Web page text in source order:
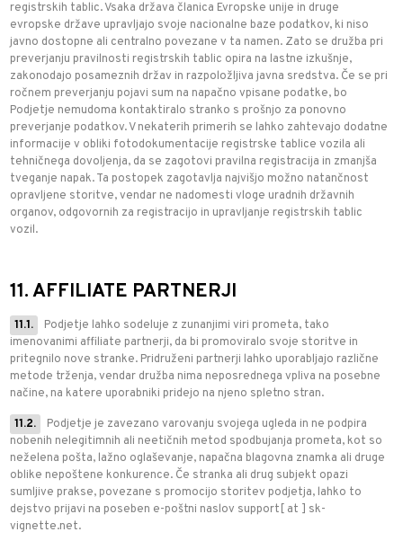
registrskih tablic. Vsaka država članica Evropske unije in druge
evropske države upravljajo svoje nacionalne baze podatkov, ki niso
javno dostopne ali centralno povezane v ta namen. Zato se družba pri
preverjanju pravilnosti registrskih tablic opira na lastne izkušnje,
zakonodajo posameznih držav in razpoložljiva javna sredstva. Če se pri
ročnem preverjanju pojavi sum na napačno vpisane podatke, bo
Podjetje nemudoma kontaktiralo stranko s prošnjo za ponovno
preverjanje podatkov. V nekaterih primerih se lahko zahtevajo dodatne
informacije v obliki fotodokumentacije registrske tablice vozila ali
tehničnega dovoljenja, da se zagotovi pravilna registracija in zmanjša
tveganje napak. Ta postopek zagotavlja najvišjo možno natančnost
opravljene storitve, vendar ne nadomesti vloge uradnih državnih
organov, odgovornih za registracijo in upravljanje registrskih tablic
vozil.
11. AFFILIATE PARTNERJI
11.1.
Podjetje lahko sodeluje z zunanjimi viri prometa, tako
imenovanimi affiliate partnerji, da bi promoviralo svoje storitve in
pritegnilo nove stranke. Pridruženi partnerji lahko uporabljajo različne
metode trženja, vendar družba nima neposrednega vpliva na posebne
načine, na katere uporabniki pridejo na njeno spletno stran.
11.2.
Podjetje je zavezano varovanju svojega ugleda in ne podpira
nobenih nelegitimnih ali neetičnih metod spodbujanja prometa, kot so
neželena pošta, lažno oglaševanje, napačna blagovna znamka ali druge
oblike nepoštene konkurence. Če stranka ali drug subjekt opazi
sumljive prakse, povezane s promocijo storitev podjetja, lahko to
dejstvo prijavi na poseben e-poštni naslov support[ at ] sk-
vignette.net.